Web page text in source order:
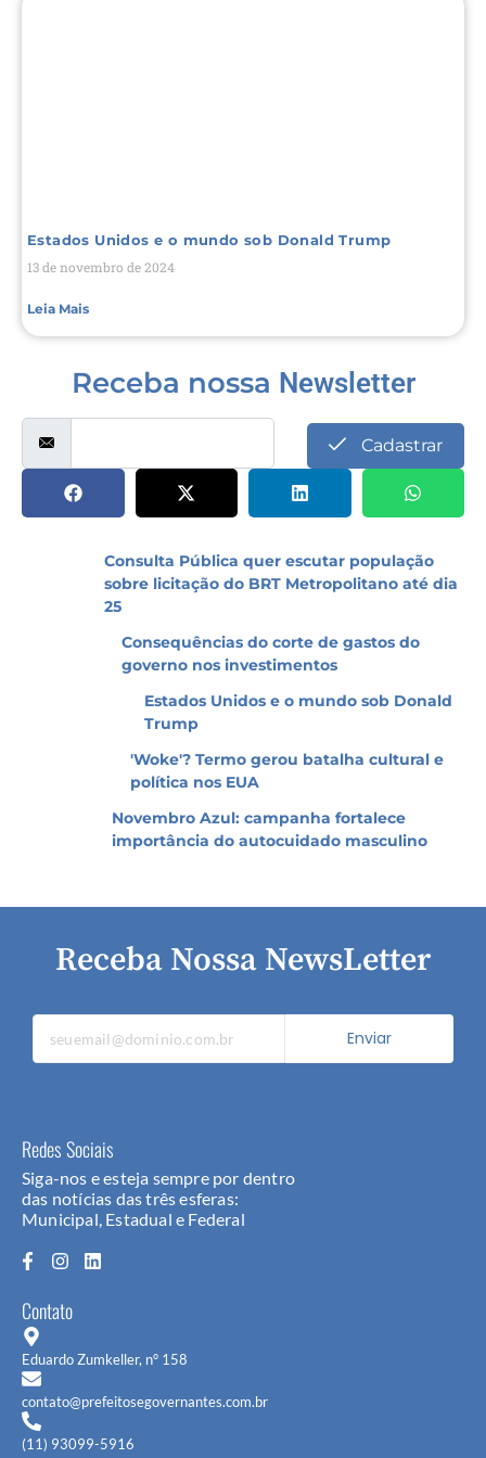
Estados Unidos e o mundo sob Donald Trump
13 de novembro de 2024
Leia Mais
Receba nossa Newsletter
Cadastrar
Consulta Pública quer escutar população
sobre licitação do BRT Metropolitano até dia
25
Consequências do corte de gastos do
governo nos investimentos
Estados Unidos e o mundo sob Donald
Trump
'Woke'? Termo gerou batalha cultural e
política nos EUA
Novembro Azul: campanha fortalece
importância do autocuidado masculino
Receba Nossa NewsLetter
Enviar
Redes Sociais
Siga-nos e esteja sempre por dentro
das notícias das três esferas:
Municipal, Estadual e Federal
Contato
Eduardo Zumkeller, n° 158
contato@prefeitosegovernantes.com.br
(11) 93099-5916